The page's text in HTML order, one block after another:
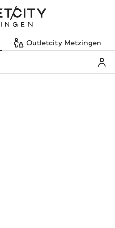
Outletcity Metzingen